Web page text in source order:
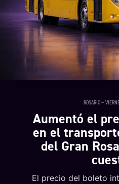
ROSARIO —
Aumentó el
en el
del Gran
El precio del boleto